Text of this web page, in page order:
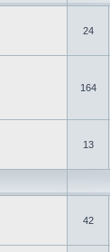
24
164
13
42